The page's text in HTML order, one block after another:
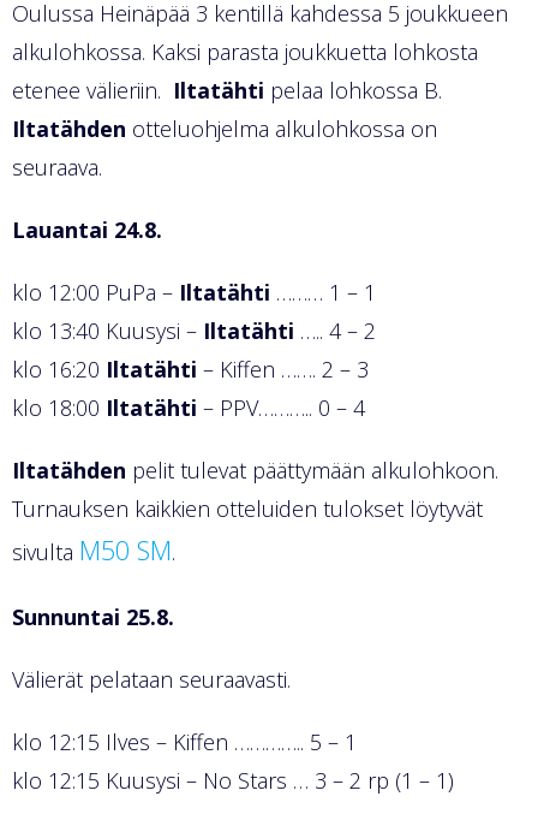
Oulussa Heinäpää 3 kentillä kahdessa 5 joukkueen
alkulohkossa. Kaksi parasta joukkuetta lohkosta
etenee välieriin. Iltatähti pelaa lohkossa B.
Iltatähden otteluohjelma alkulohkossa on
seuraava.
Lauantai 24.8.
klo 12:00 PuPa – Iltatähti ……… 1 – 1
klo 13:40 Kuusysi – Iltatähti ….. 4 – 2
klo 16:20 Iltatähti – Kiffen ……. 2 – 3
klo 18:00 Iltatähti – PPV……….. 0 – 4
Iltatähden pelit tulevat päättymään alkulohkoon.
Turnauksen kaikkien otteluiden tulokset löytyvät
sivulta M50 SM.
Sunnuntai 25.8.
Välierät pelataan seuraavasti.
klo 12:15 Ilves – Kiffen ………….. 5 – 1
klo 12:15 Kuusysi – No Stars … 3 – 2 rp (1 – 1)